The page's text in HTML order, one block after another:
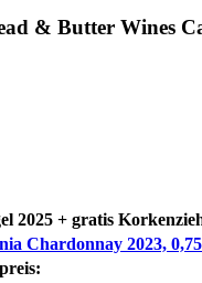
& Butter Wines
2025 + gratis
Chardonnay 2023,